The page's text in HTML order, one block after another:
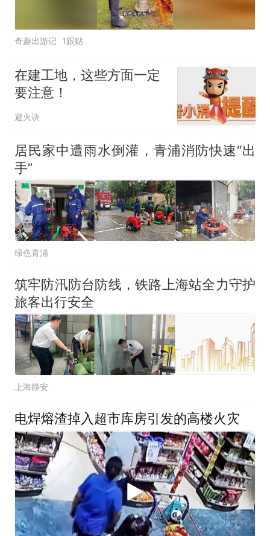
奇趣出游记 1跟贴
在建工地，这些方面一定
要注意！
避火诀
居民家中遭雨水倒灌，青浦消防快速“出
手”
绿色青浦
筑牢防汛防台防线，铁路上海站全力守护
旅客出行安全
上海静安
电焊熔渣掉入超市库房引发的高楼火灾